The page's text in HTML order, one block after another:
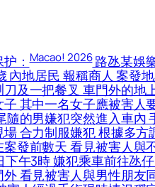
护：Macao! 2026路氹某娛
內地居民 報稱商人 案發
刀及一把餐叉 車門外的地
子 其中一名女子應被害人
隨的男嫌犯突然進入車內
場 合力制服嫌犯 根據多
案發前數天 看見被害人與
下午3時 嫌犯乘車前往氹
外 看見被害人與男性朋友